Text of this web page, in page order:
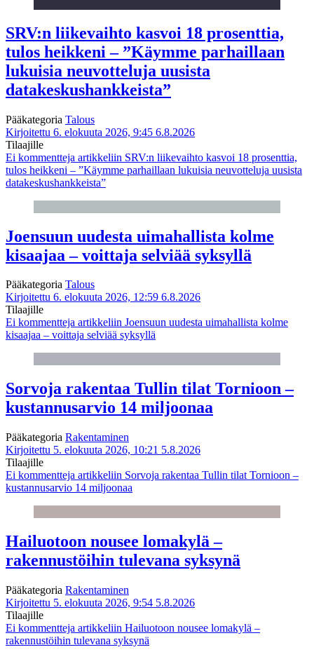
SRV:n liikevaihto kasvoi 18 prosenttia,
tulos heikkeni – ”Käymme parhaillaan
lukuisia neuvotteluja uusista
datakeskushankkeista”
Pääkategoria Talous
Kirjoitettu 6. elokuuta 2026, 9:45 6.8.2026
Tilaajille
Ei kommentteja artikkeliin SRV:n liikevaihto kasvoi 18 prosenttia,
tulos heikkeni – ”Käymme parhaillaan lukuisia neuvotteluja uusista
datakeskushankkeista”
Joensuun uudesta uimahallista kolme
kisaajaa – voittaja selviää syksyllä
Pääkategoria Talous
Kirjoitettu 6. elokuuta 2026, 12:59 6.8.2026
Tilaajille
Ei kommentteja artikkeliin Joensuun uudesta uimahallista kolme
kisaajaa – voittaja selviää syksyllä
Sorvoja rakentaa Tullin tilat Tornioon –
kustannusarvio 14 miljoonaa
Pääkategoria Rakentaminen
Kirjoitettu 5. elokuuta 2026, 10:21 5.8.2026
Tilaajille
Ei kommentteja artikkeliin Sorvoja rakentaa Tullin tilat Tornioon –
kustannusarvio 14 miljoonaa
Hailuotoon nousee lomakylä –
rakennustöihin tulevana syksynä
Pääkategoria Rakentaminen
Kirjoitettu 5. elokuuta 2026, 9:54 5.8.2026
Tilaajille
Ei kommentteja artikkeliin Hailuotoon nousee lomakylä –
rakennustöihin tulevana syksynä